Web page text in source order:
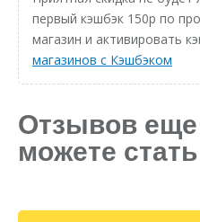
первый кэшбэк 150р по
магазин и активировать
магазинов с Кэшбэком
Отзывов
можете